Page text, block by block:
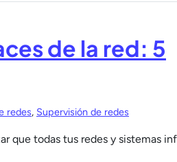
de la red: 5
redes, Supervisión de redes
que todas tus redes y sistemas